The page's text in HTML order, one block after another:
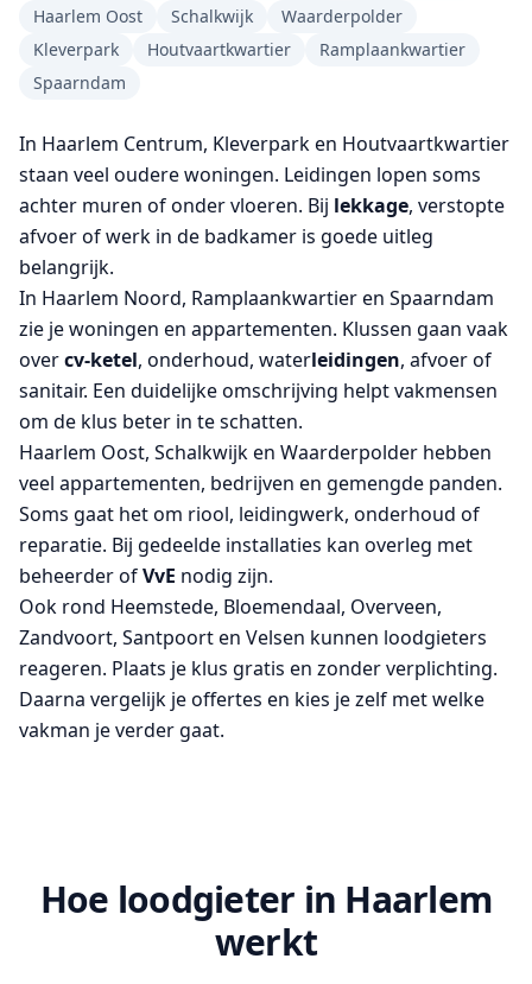
Haarlem Oost
Schalkwijk
Waarderpolder
Kleverpark
Houtvaartkwartier
Ramplaankwartier
Spaarndam
In Haarlem Centrum, Kleverpark en Houtvaartkwartier
staan veel oudere woningen. Leidingen lopen soms
achter muren of onder vloeren. Bij lekkage, verstopte
afvoer of werk in de badkamer is goede uitleg
belangrijk.
In Haarlem Noord, Ramplaankwartier en Spaarndam
zie je woningen en appartementen. Klussen gaan vaak
overcv-ketel, onderhoud, waterleidingen, afvoer of
sanitair. Een duidelijke omschrijving helpt vakmensen
om de klus beter in te schatten.
Haarlem Oost, Schalkwijk en Waarderpolder hebben
veel appartementen, bedrijven en gemengde panden.
Soms gaat het om riool, leidingwerk, onderhoud of
reparatie. Bij gedeelde installaties kan overleg met
beheerder ofVvE nodig zijn.
Ook rond Heemstede, Bloemendaal, Overveen,
Zandvoort, Santpoort en Velsen kunnen loodgieters
reageren. Plaats je klus gratis en zonder verplichting.
Daarna vergelijk je offertes en kies je zelf met welke
vakman je verder gaat.
Hoe loodgieter in Haarlem
werkt